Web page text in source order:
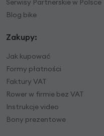
Serwisy Partnerskie w Polsce
Blog bike
Zakupy:
Jak kupować
Formy płatności
Faktury VAT
Rower w firmie bez VAT
Instrukcje video
Bony prezentowe